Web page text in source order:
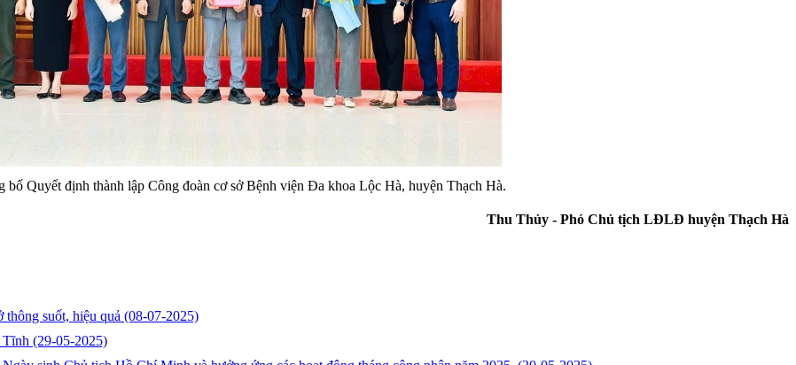
Quyết định thành lập Công đoàn cơ sở Bệnh viện Đa khoa Lộc Hà, huyện Thạch Hà.
Thu Thủy - Phó Chủ tịch LĐLĐ huyện Thạch Hà
thông suốt, hiệu quả (08-07-2025)
(29-05-2025)